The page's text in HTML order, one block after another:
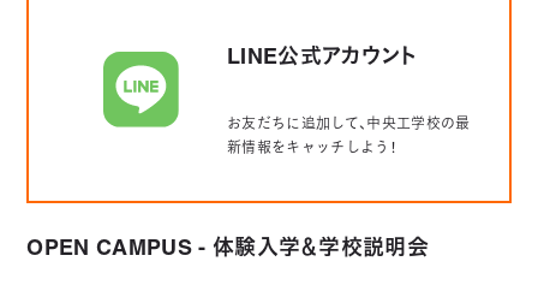
LINE公式アカウント
お友だちに追加して、中央工学校の最
新情報をキャッチしよう！
OPEN CAMPUS - 体験入学＆学校説明会